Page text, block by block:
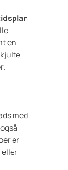
en
med
er
eller